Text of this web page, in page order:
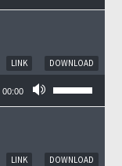
DOWNLOAD
LINK
00:00
DOWNLOAD
LINK